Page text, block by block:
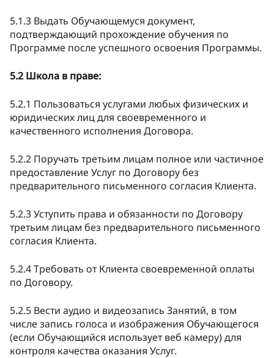
5.1.3 Выдать Обучающемуся документ,
подтверждающий прохождение обучения по
Программе после успешного освоения Программы.
5.2 Школа в праве:
5.2.1 Пользоваться услугами любых физических и
юридических лиц для своевременного и
качественного исполнения Договора.
5.2.2 Поручать третьим лицам полное или частичное
предоставление Услуг по Договору без
предварительного письменного согласия Клиента.
5.2.3 Уступить права и обязанности по Договору
третьим лицам без предварительного письменного
согласия Клиента.
5.2.4 Требовать от Клиента своевременной оплаты
по Договору.
5.2.5 Вести аудио и видеозапись Занятий, в том
числе запись голоса и изображения Обучающегося
(если Обучающийся использует веб камеру) для
контроля качества оказания Услуг.